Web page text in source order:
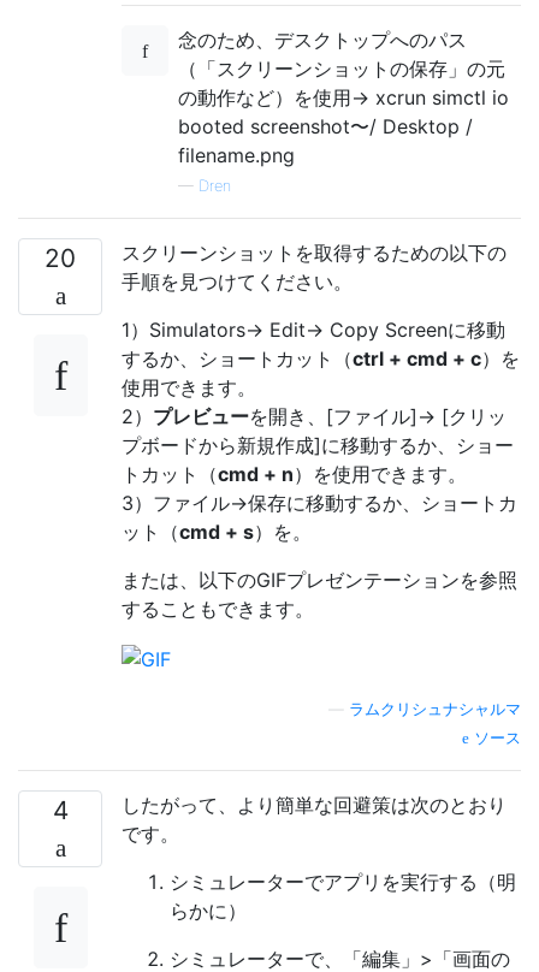
念のため、デスクトップへのパス
（「スクリーンショットの保存」の元
の動作など）を使用-> xcrun simctl io
booted screenshot〜/ Desktop /
filename.png
— Dren
20
スクリーンショットを取得するための以下の
手順を見つけてください。
1）Simulators-> Edit-> Copy Screenに移動
するか、ショートカット（ctrl + cmd + c）を
使用できます。
2） プレビューを開き、[ファイル]-> [クリッ
プボードから新規作成]に移動するか、ショー
トカット（cmd + n）を使用できます。
3）ファイル->保存に移動するか、ショートカ
ット（cmd + s）を。
または、以下のGIFプレゼンテーションを参照
することもできます。
ラムクリシュナシャルマ
ソース
4
したがって、より簡単な回避策は次のとおり
です。
シミュレーターでアプリを実行する（明
らかに）
シミュレーターで、「編集」>「画面の